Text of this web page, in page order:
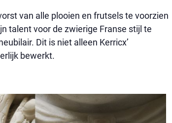
van alle plooien en frutsels te voorzien
talent voor de zwierige Franse stijl te
Dit is niet alleen Kerricx’
bewerkt.